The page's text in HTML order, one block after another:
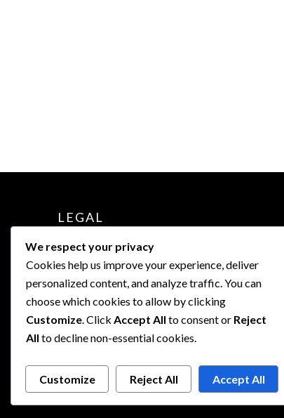
LEGAL
Términos y condiciones
Contáctanos
Política de protección de datos
Política de cookies
Quiénes somos
We respect your privacy
Cookies help us improve your experience, deliver
personalized content, and analyze traffic. You can
choose which cookies to allow by clicking
Customize. Click Accept All to consent or Reject
All to decline non-essential cookies.
Customize Reject All Accept All